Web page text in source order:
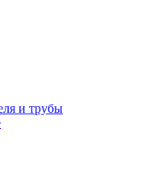
и трубы